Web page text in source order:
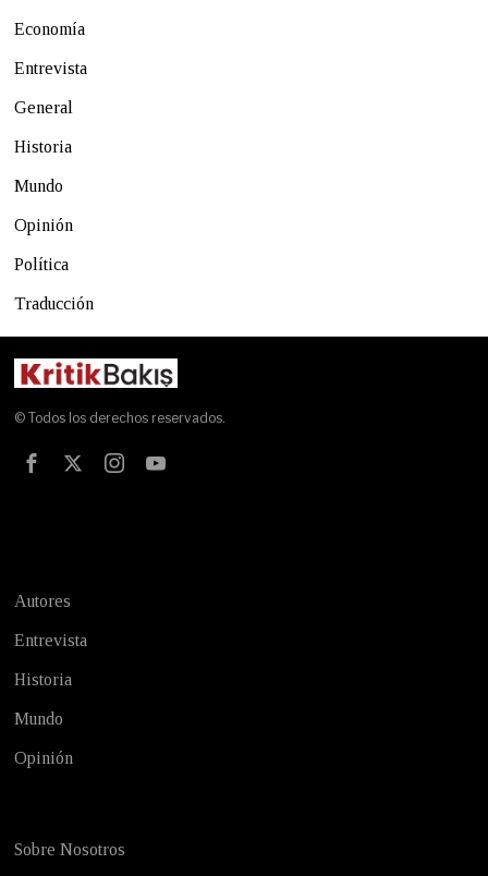
Economía
Entrevista
General
Historia
Mundo
Opinión
Política
Traducción
© Todos los derechos reservados.
Autores
Entrevista
Historia
Mundo
Opinión
Sobre Nosotros